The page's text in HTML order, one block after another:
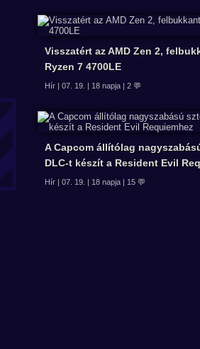
Visszatért az AMD Zen 2,
Ryzen 7 4700LE
Hír | 07. 19. | 18 napja | 2 💬
A Capcom állítólag
DLC-t készít a Resident Evil
Hír | 07. 19. | 18 napja | 15 💬